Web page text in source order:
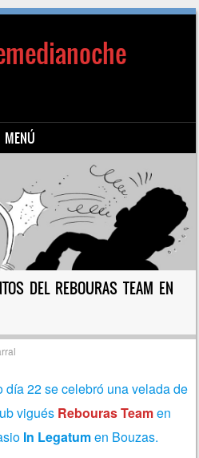
MENÚ
DEL REBOURAS TEAM EN
día 22 se celebró una velada de
vigués Rebouras Teamen
In Legatumen Bouzas.